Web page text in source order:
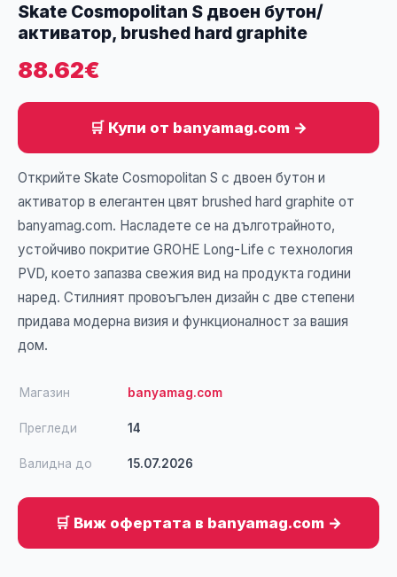
Skate Cosmopolitan S двоен бутон/
активатор, brushed hard graphite
88.62€
🛒 Купи от banyamag.com →
Открийте Skate Cosmopolitan S с двоен бутон и
активатор в елегантен цвят brushed hard graphite от
banyamag.com. Насладете се на дълготрайното,
устойчиво покритие GROHE Long-Life с технология
PVD, което запазва свежия вид на продукта години
наред. Стилният провоъгълен дизайн с две степени
придава модерна визия и функционалност за вашия
дом.
Магазин banyamag.com
Прегледи 14
Валидна до 15.07.2026
🛒 Виж офертата в banyamag.com →